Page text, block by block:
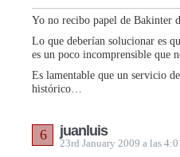
Yo no recibo papel de Bakinter
Lo que deberían solucionar es
es un poco incomprensible que
Es lamentable que un servicio
histórico…
juanluis
23rd January 2009 a las
6